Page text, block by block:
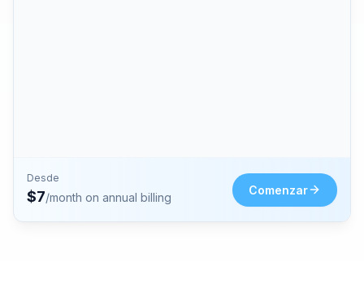
Desde
$7/month on annual billing
Comenzar